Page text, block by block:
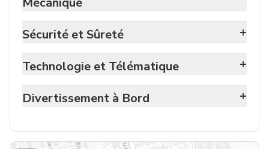
Sécurité et Sûreté +
Technologie et Télématique +
Divertissement à Bord +